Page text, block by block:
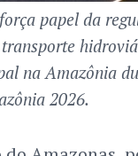
papel da
na Amazônia
2026.